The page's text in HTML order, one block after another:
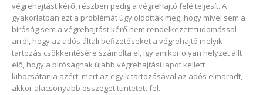
végrehajtást kérő, részben pedig a végrehajtó felé teljesít. A
gyakorlatban ezt a problémát úgy oldották meg, hogy mivel sem a
bíróság sem a végrehajtást kérő nem rendelkezett tudomással
arról, hogy az adós általi befizetéseket a végrehajtó melyik
tartozás csökkentésére számolta el, így amikor olyan helyzet állt
elő, hogy a bíróságnak újabb végrehajtási lapot kellett
kibocsátania azért, mert az egyik tartozásával az adós elmaradt,
akkor alacsonyabb összeget tüntetett fel.